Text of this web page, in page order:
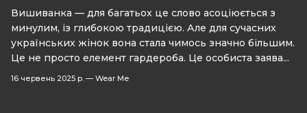
Вишиванка — для багатьох це слово асоціюється з
минулим, із глибокою традицією. Але для сучасних
українських жінок вона стала чимось значно більшим.
Це не просто елемент гардероба. Це особиста заява...
16 червень 2025 р. — Wear Me